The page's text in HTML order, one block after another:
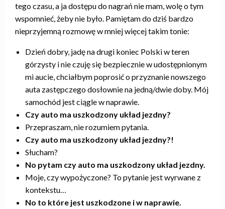
tego czasu, a ja dostępu do nagrań nie mam, wolę o tym
wspomnieć, żeby nie było. Pamiętam do dziś bardzo
nieprzyjemną rozmowę w mniej więcej takim tonie:
Dzień dobry, jadę na drugi koniec Polski w teren
górzysty i nie czuję się bezpiecznie w udostępnionym
mi aucie, chciałbym poprosić o przyznanie nowszego
auta zastępczego dosłownie na jedną/dwie doby. Mój
samochód jest ciągle w naprawie.
Czy auto ma uszkodzony układ jezdny?
Przepraszam, nie rozumiem pytania.
Czy auto ma uszkodzony układ jezdny?!
Słucham?
No pytam czy auto ma uszkodzony układ jezdny.
Moje, czy wypożyczone? To pytanie jest wyrwane z
kontekstu…
No to które jest uszkodzone i w naprawie.